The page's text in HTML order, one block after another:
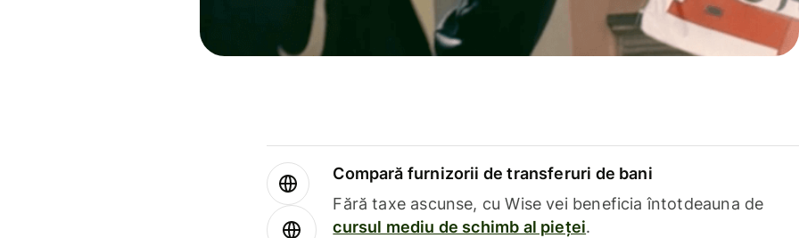
Compară furnizorii de transferuri de bani
Fără taxe ascunse, cu Wise vei beneficia întotdeauna de
cursul mediu de schimb al pieței.